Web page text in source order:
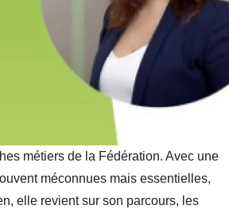
métiers de la Fédération. Avec une
méconnues mais essentielles,
elle revient sur son parcours, les